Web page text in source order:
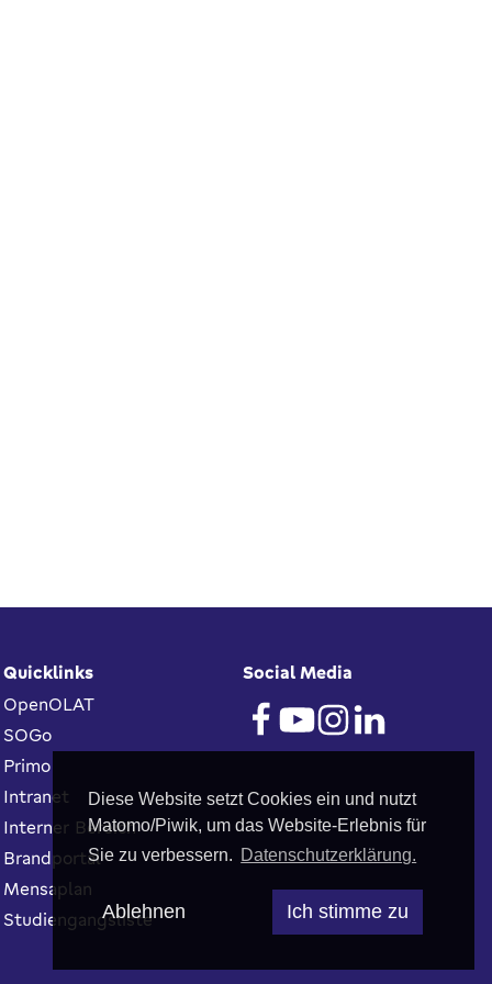
Diese Website setzt Cookies ein und nutzt
Matomo/Piwik, um das Website-Erlebnis für
Sie zu verbessern. Datenschutzerklärung.
Ablehnen Ich stimme zu
Quicklinks
OpenOLAT
SOGo
Primo
Intranet
Interner Bereich
Brandportal
Mensaplan
Studiengangsliste
Social Media